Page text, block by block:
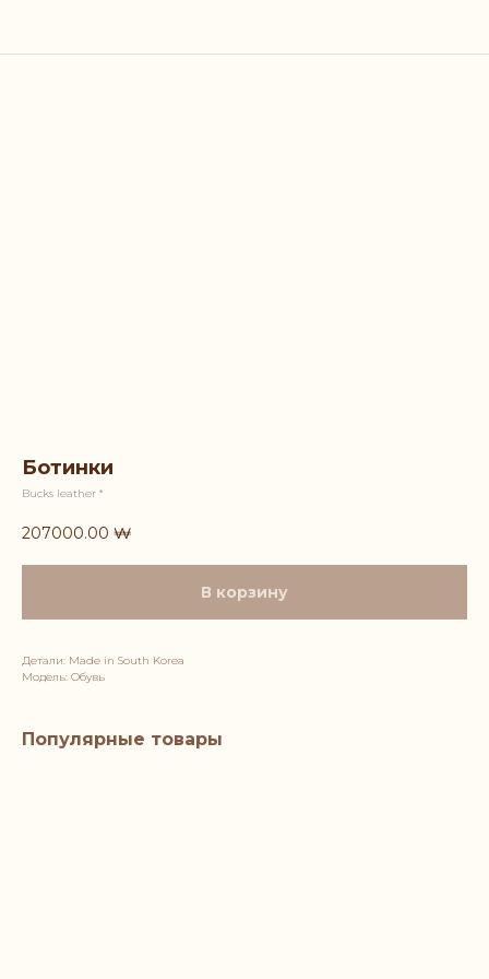
Ботинки
Bucks leather *
207000.00 ₩
В корзину
Детали: Made in South Korea
Модель: Обувь
Популярные товары